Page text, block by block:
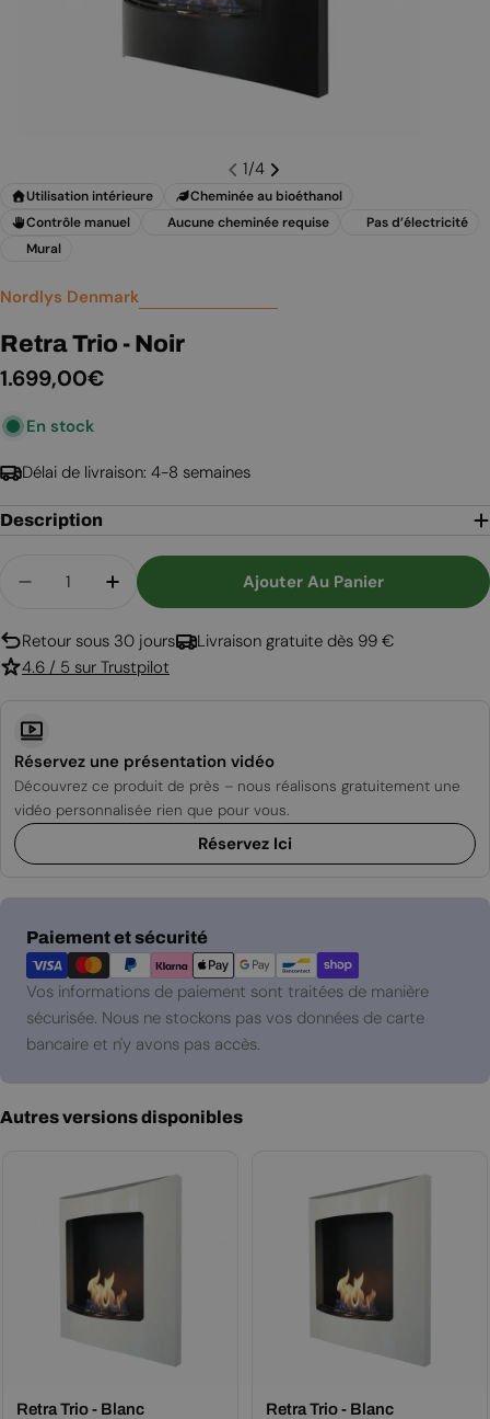
1/4
Utilisation intérieure
Cheminée au bioéthanol
Contrôle manuel
Aucune cheminée requise
Pas d’électricité
Mural
Nordlys Denmark
Retra Trio - Noir
Prix
régulier
1.699,00€
En stock
Délai de livraison: 4-8 semaines
Description
Diminuer La Quantité Pour Retra Trio - Noir
Augmenter La Quantité Pour Retra Trio
Ajouter Au Panier
Retour sous 30 jours
Livraison gratuite dès 99 €
4.6 / 5 sur Trustpilot
Réservez une présentation vidéo
Découvrez ce produit de près – nous réalisons gratuitement une
vidéo personnalisée rien que pour vous.
Réservez Ici
Paiement et sécurité
Modes
de
paiement
Vos informations de paiement sont traitées de manière
sécurisée. Nous ne stockons pas vos données de carte
bancaire et n'y avons pas accès.
Autres versions disponibles
Retra Trio - Blanc Retra Trio - Blanc